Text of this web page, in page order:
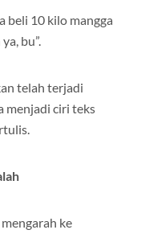
beli 10 kilo mangga
bu”.
telah terjadi
menjadi ciri teks
ke